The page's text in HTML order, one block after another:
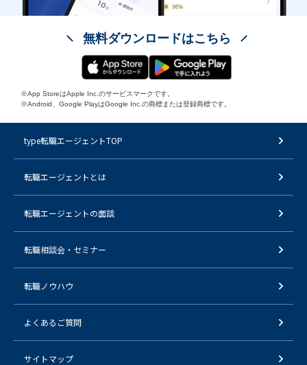
無料ダウンロードはこちら
※App StoreはApple Inc.のサービスマークです。
※Android、Google PlayはGoogle Inc.の商標または登録商標です。
type転職エージェントTOP
転職エージェントとは
転職エージェントの面談
転職相談会・セミナー
転職ノウハウ
よくあるご質問
サイトマップ